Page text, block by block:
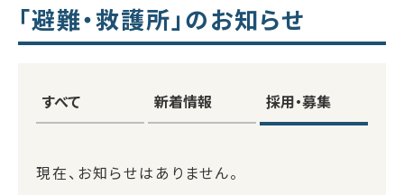
「避難・救護所」のお知らせ
すべて 新着情報 採用・募集
現在、お知らせはありません。